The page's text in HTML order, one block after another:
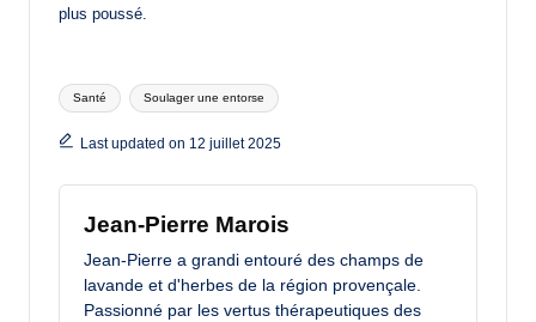
plus poussé.
Tags:
Santé Soulager une entorse
Last updated on 12 juillet 2025
Jean-Pierre Marois
Jean-Pierre a grandi entouré des champs de
lavande et d'herbes de la région provençale.
Passionné par les vertus thérapeutiques des